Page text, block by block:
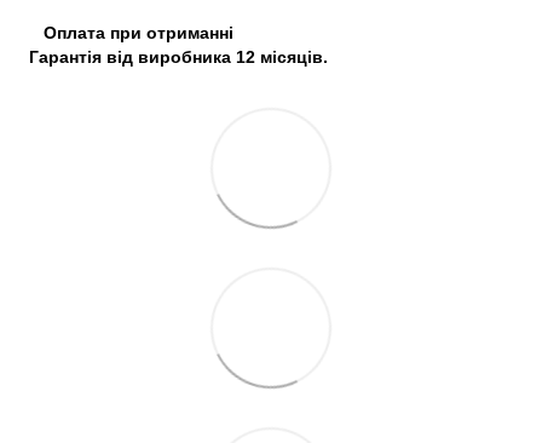
Оплата при отриманні
Гарантія від виробника 12 місяців.